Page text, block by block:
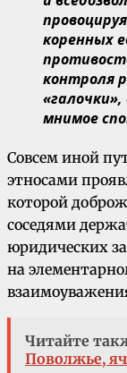
коренных
контроля
мнимое
Совсем иной
этносами
которой
соседями
юридических
на
Читайте
Поволжье,